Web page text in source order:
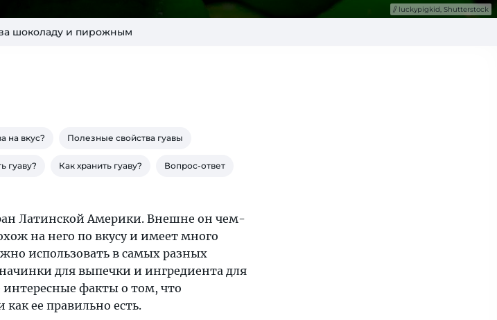
luckypigkid, Shutterstock
шоколаду и пирожным
на вкус? Полезные свойства гуавы
гуаву? Как хранить гуаву? Вопрос-ответ
Латинской Америки. Внешне он чем-
на него по вкусу и имеет много
использовать в самых разных
для выпечки и ингредиента для
интересные факты о том, что
как ее правильно есть.